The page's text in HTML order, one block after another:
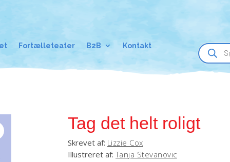
Fortælleteater B2B Kontakt Products
search
Tag det helt roligt
Skrevet af: Lizzie Cox
Illustreret af: Tanja Stevanovic